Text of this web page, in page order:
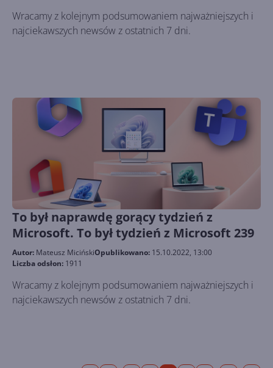
Wracamy z kolejnym podsumowaniem najważniejszych i
najciekawszych newsów z ostatnich 7 dni.
To był naprawdę gorący tydzień z
Microsoft. To był tydzień z Microsoft 239
Autor: Mateusz MicińskiOpublikowano: 15.10.2022, 13:00
Liczba odsłon: 1911
Wracamy z kolejnym podsumowaniem najważniejszych i
najciekawszych newsów z ostatnich 7 dni.